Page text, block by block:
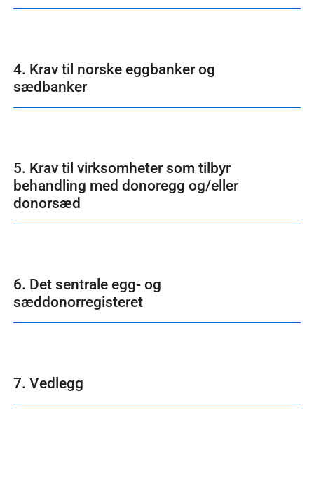
4. Krav til norske eggbanker og
sædbanker
5. Krav til virksomheter som tilbyr
behandling med donoregg og/eller
donorsæd
6. Det sentrale egg- og
sæddonorregisteret
7. Vedlegg